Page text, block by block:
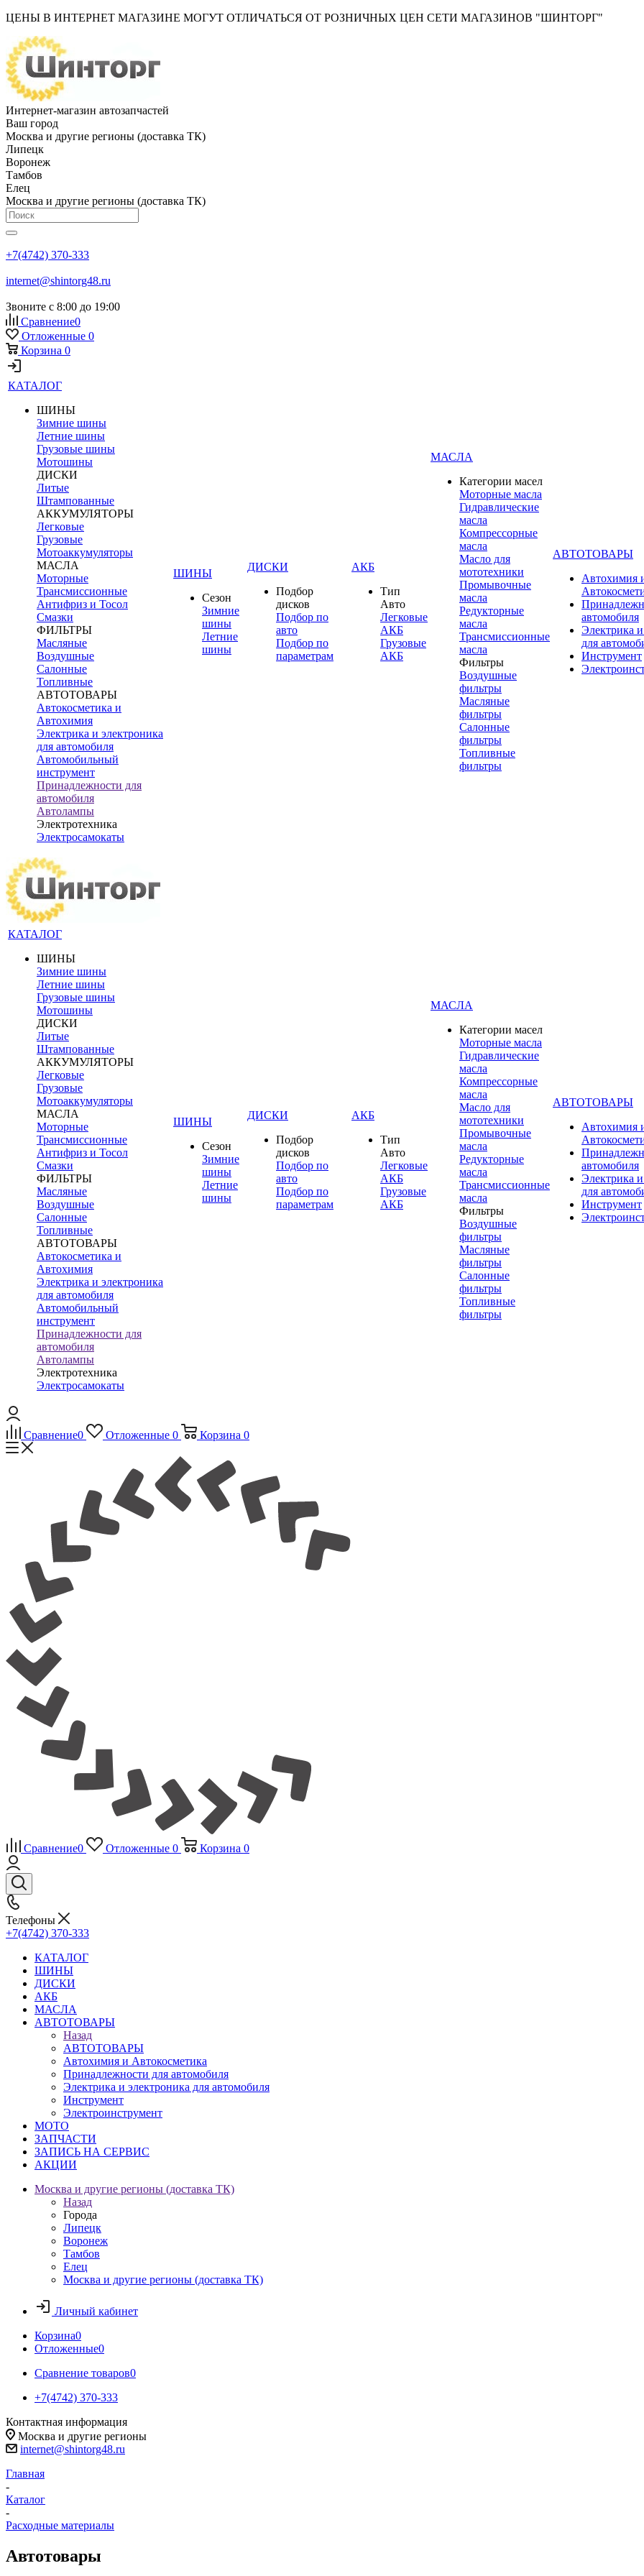
ЦЕНЫ В ИНТЕРНЕТ МАГАЗИНЕ МОГУТ ОТЛИЧАТЬСЯ ОТ РОЗНИЧНЫХ ЦЕН СЕТИ МАГАЗИНОВ "ШИНТОРГ"
Интернет-магазин автозапчастей
Ваш город
Москва и другие регионы (доставка ТК)
Липецк
Воронеж
Тамбов
Елец
Москва и другие регионы (доставка ТК)
+7(4742) 370-333
internet@shintorg48.ru
Звоните с 8:00 до 19:00
Сравнение0
Отложенные 0
Корзина 0
КАТАЛОГ
ШИНЫ
Зимние шины
Летние шины
Грузовые шины
Мотошины
ДИСКИ
Литые
Штампованные
АККУМУЛЯТОРЫ
Легковые
Грузовые
Мотоаккумуляторы
МАСЛА
Моторные
Трансмиссионные
Антифриз и Тосол
Смазки
ФИЛЬТРЫ
Масляные
Воздушные
Салонные
Топливные
АВТОТОВАРЫ
Автокосметика и
Автохимия
Электрика и электроника
для автомобиля
Автомобильный
инструмент
Принадлежности для
автомобиля
Автолампы
Электротехника
Электросамокаты
ШИНЫ
Сезон
Зимние
шины
Летние
шины
ДИСКИ
Подбор
дисков
Подбор по
авто
Подбор по
параметрам
АКБ
Тип
Авто
Легковые
АКБ
Грузовые
АКБ
МАСЛА
Категории масел
Моторные масла
Гидравлические
масла
Компрессорные
масла
Масло для
мототехники
Промывочные
масла
Редукторные
масла
Трансмиссионные
масла
Фильтры
Воздушные
фильтры
Масляные
фильтры
Салонные
фильтры
Топливные
фильтры
АВТОТОВАРЫ
Автохимия
автомобиля
Электрика
для
Инструмент
КАТАЛОГ
ШИНЫ
Зимние шины
Летние шины
Грузовые шины
Мотошины
ДИСКИ
Литые
Штампованные
АККУМУЛЯТОРЫ
Легковые
Грузовые
Мотоаккумуляторы
МАСЛА
Моторные
Трансмиссионные
Антифриз и Тосол
Смазки
ФИЛЬТРЫ
Масляные
Воздушные
Салонные
Топливные
АВТОТОВАРЫ
Автокосметика и
Автохимия
Электрика и электроника
для автомобиля
Автомобильный
инструмент
Принадлежности для
автомобиля
Автолампы
Электротехника
Электросамокаты
ШИНЫ
Сезон
Зимние
шины
Летние
шины
ДИСКИ
Подбор
дисков
Подбор по
авто
Подбор по
параметрам
АКБ
Тип
Авто
Легковые
АКБ
Грузовые
АКБ
МАСЛА
Категории масел
Моторные масла
Гидравлические
масла
Компрессорные
масла
Масло для
мототехники
Промывочные
масла
Редукторные
масла
Трансмиссионные
масла
Фильтры
Воздушные
фильтры
Масляные
фильтры
Салонные
фильтры
Топливные
фильтры
АВТОТОВАРЫ
Автохимия
автомобиля
Электрика
для
Инструмент
Сравнение0 Отложенные 0 Корзина 0
Сравнение0 Отложенные 0 Корзина 0
Телефоны
+7(4742) 370-333
КАТАЛОГ
ШИНЫ
ДИСКИ
АКБ
МАСЛА
АВТОТОВАРЫ
Назад
АВТОТОВАРЫ
Автохимия и Автокосметика
Принадлежности для автомобиля
Электрика и электроника для автомобиля
Инструмент
Электроинструмент
МОТО
ЗАПЧАСТИ
ЗАПИСЬ НА СЕРВИС
АКЦИИ
Москва и другие регионы (доставка ТК)
Назад
Города
Липецк
Воронеж
Тамбов
Елец
Москва и другие регионы (доставка ТК)
Личный кабинет
Корзина0
Отложенные0
Сравнение товаров0
+7(4742) 370-333
Контактная информация
Москва и другие регионы
internet@shintorg48.ru
Главная
-
Каталог
-
Расходные материалы
Автотовары